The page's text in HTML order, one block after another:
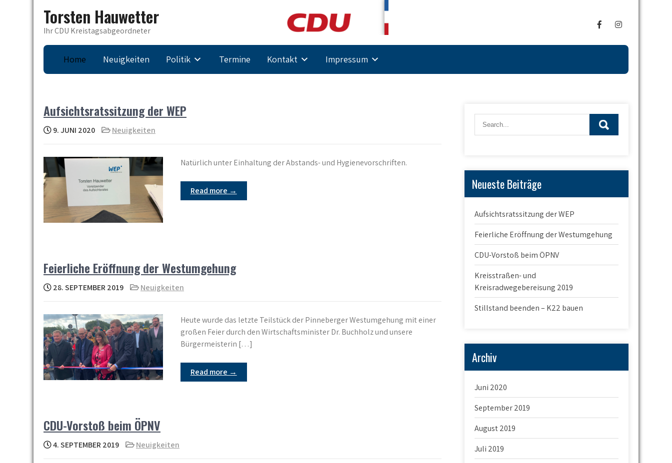
Torsten Hauwetter
Ihr CDU Kreistagsabgeordneter
Home Neuigkeiten Politik Termine Kontakt Impressum
Aufsichtsratssitzung der WEP
9. JUNI 2020 Neuigkeiten
Natürlich unter Einhaltung der Abstands- und Hygienevorschriften.
Read more →
Feierliche Eröffnung der Westumgehung
28. SEPTEMBER 2019 Neuigkeiten
Heute wurde das letzte Teilstück der Pinneberger Westumgehung mit einer
großen Feier durch den Wirtschaftsminister Dr. Buchholz und unsere
Bürgermeisterin […]
Read more →
CDU-Vorstoß beim ÖPNV
4. SEPTEMBER 2019 Neuigkeiten
Neueste Beiträge
Aufsichtsratssitzung der WEP
Feierliche Eröffnung der Westumgehung
CDU-Vorstoß beim ÖPNV
Kreisstraßen- und
Kreisradwegebereisung 2019
Stillstand beenden – K22 bauen
Archiv
Juni 2020
September 2019
August 2019
Juli 2019